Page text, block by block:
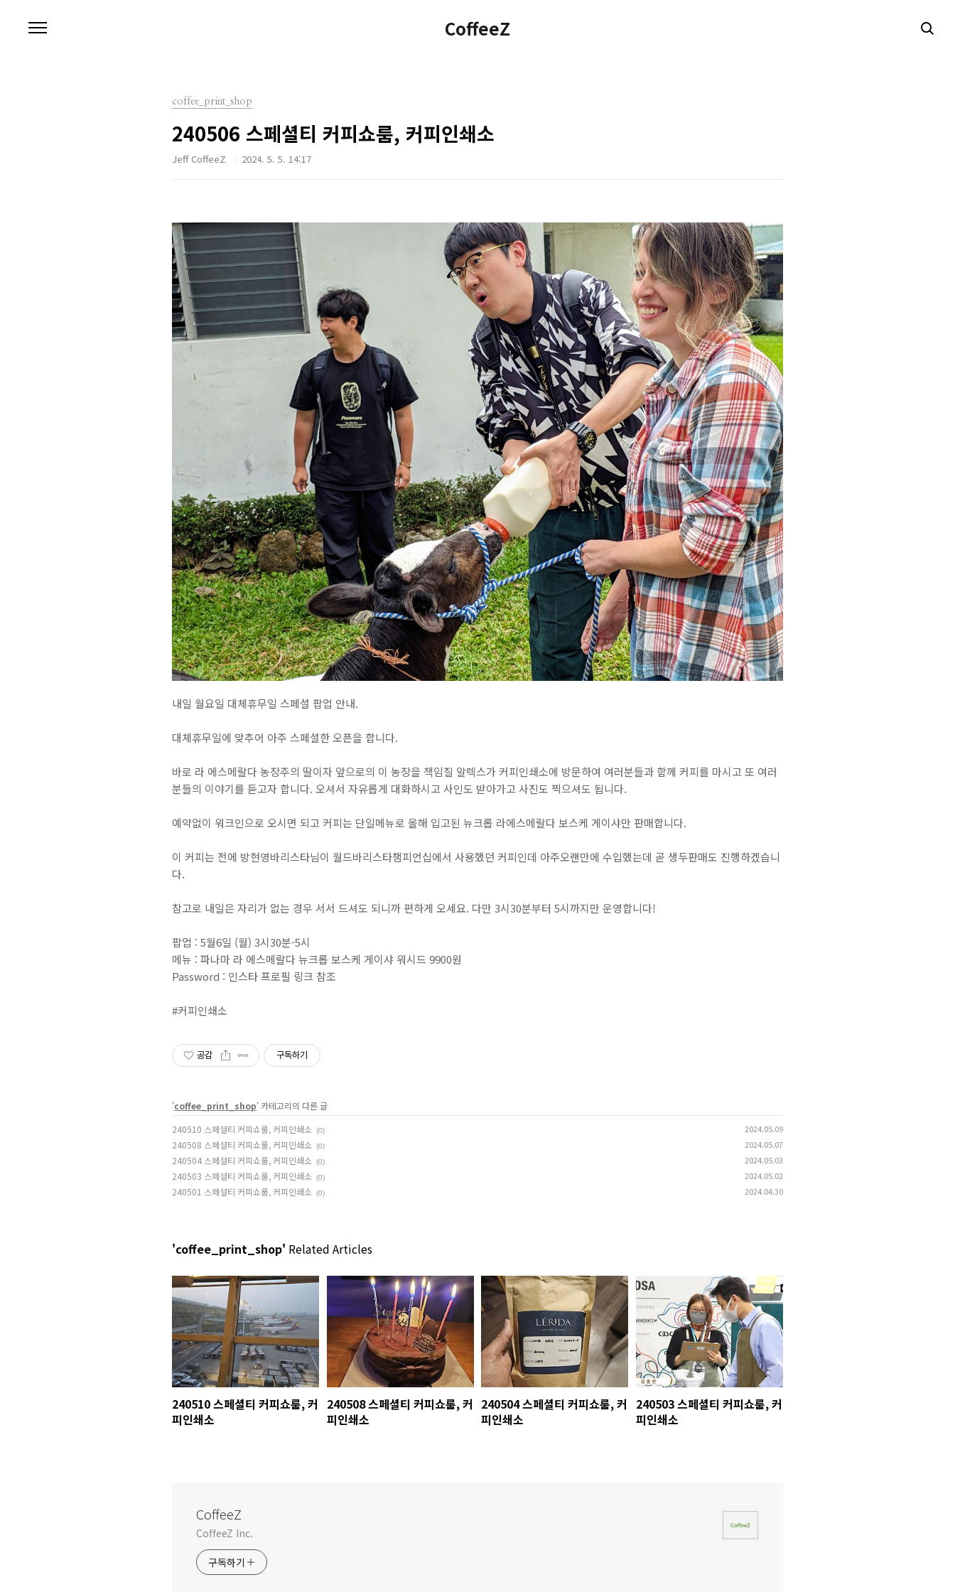
CoffeeZ
coffee_print_shop
240506 스페셜티 커피쇼룸, 커피인쇄소
Jeff CoffeeZ 2024. 5. 5. 14:17
내일 월요일 대체휴무일 스페셜 팝업 안내.
대체휴무일에 맞추어 아주 스페셜한 오픈을 합니다.
바로 라 에스메랄다 농장주의 딸이자 앞으로의 이 농장을 책임질 알렉스가 커피인쇄소에 방문하여 여러분들과 함께 커피를 마시고 또 여러
분들의 이야기를 듣고자 합니다. 오셔서 자유롭게 대화하시고 사인도 받아가고 사진도 찍으셔도 됩니다.
예약없이 워크인으로 오시면 되고 커피는 단일메뉴로 올해 입고된 뉴크롭 라에스메랄다 보스케 게이샤만 판매합니다.
이 커피는 전에 방현영바리스타님이 월드바리스타챔피언십에서 사용했던 커피인데 아주오랜만에 수입했는데 곧 생두판매도 진행하겠습니
다.
참고로 내일은 자리가 없는 경우 서서 드셔도 되니까 편하게 오세요. 다만 3시30분부터 5시까지만 운영합니다!
팝업 : 5월6일 (월) 3시30분-5시
메뉴 : 파나마 라 에스메랄다 뉴크롭 보스케 게이샤 워시드 9900원
Password : 인스타 프로필 링크 참조
#커피인쇄소
공감 구독하기
'coffee_print_shop' 카테고리의 다른 글
240510 스페셜티 커피쇼룸, 커피인쇄소 (0) 2024.05.09
240508 스페셜티 커피쇼룸, 커피인쇄소 (0) 2024.05.07
240504 스페셜티 커피쇼룸, 커피인쇄소 (0) 2024.05.03
240503 스페셜티 커피쇼룸, 커피인쇄소 (0) 2024.05.02
240501 스페셜티 커피쇼룸, 커피인쇄소 (0) 2024.04.30
'coffee_print_shop' Related Articles
240510 스페셜티 커피쇼룸, 커
피인쇄소
240508 스페셜티 커피쇼룸, 커
피인쇄소
240504 스페셜티 커피쇼룸, 커
피인쇄소
240503 스페셜티 커피쇼룸, 커
피인쇄소
CoffeeZ
CoffeeZ Inc.
구독하기